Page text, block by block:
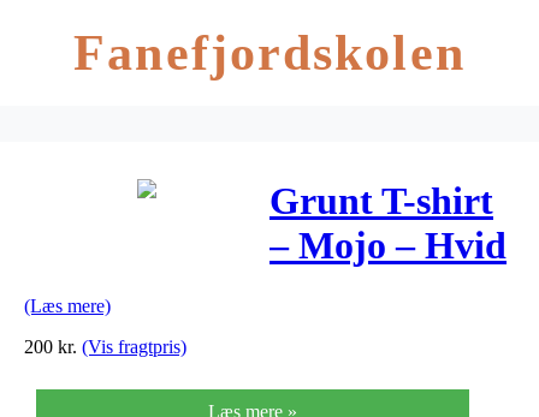
Fanefjordskolen
Grunt T-shirt
– Mojo – Hvid
(Læs mere)
200 kr. (Vis fragtpris)
Læs mere »